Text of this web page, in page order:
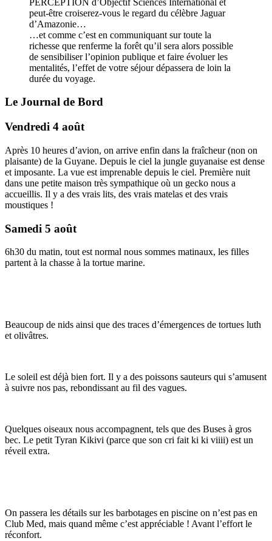
peut-être croiserez-vous le regard du célèbre Jaguar
d’Amazonie…
…et comme c’est en communiquant sur toute la
richesse que renferme la forêt qu’il sera alors possible
de sensibiliser l’opinion publique et faire évoluer les
mentalités, l’effet de votre séjour dépassera de loin la
durée du voyage.
Le Journal de Bord
Vendredi 4 août
Après 10 heures d’avion, on arrive enfin dans la fraîcheur (non on
plaisante) de la Guyane. Depuis le ciel la jungle guyanaise est dense
et imposante. La vue est imprenable depuis le ciel. Première nuit
dans une petite maison très sympathique où un gecko nous a
accueillis. Il y a des vrais lits, des vrais matelas et des vrais
moustiques !
Samedi 5 août
6h30 du matin, tout est normal nous sommes matinaux, les filles
partent à la chasse à la tortue marine.
Beaucoup de nids ainsi que des traces d’émergences de tortues luth
et olivâtres.
Le soleil est déjà bien fort. Il y a des poissons sauteurs qui s’amusent
à suivre nos pas, rebondissant au fil des vagues.
Quelques oiseaux nous accompagnent, tels que des Buses à gros
bec. Le petit Tyran Kikivi (parce que son cri fait ki ki viiii) est un
réveil extra.
On passera les détails sur les barbotages en piscine on n’est pas en
Club Med, mais quand même c’est appréciable ! Avant l’effort le
réconfort.